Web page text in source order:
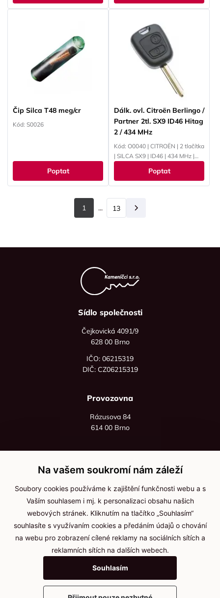
Čip Silca T48 meg/cr
Kód: S0026
Poptat
Dálk. ovl. Citroën Berlingo /
Partner 2tl. SX9 ID46 Hitag
2 / 434 MHz
Kód: O0040 | CITROËN | 2 tlačítka
| SILCA SX9 | ID46 | 434 MHz |
Poptat
1 ... 13
Sídlo společnosti
Čejkovická 4091/9
628 00 Brno
IČO: 06215319
DIČ: CZ06215319
Provozovna
Rázusova 84
614 00 Brno
+420 736 535 066
Po - pá: 8:00 - 16:00
info@jma-kam.cz
Důležité informace
Ochrana osobních údajů
Cookies
Na vašem soukromí nám záleží
Soubory cookies používáme k zajištění funkčnosti webu a s
Vaším souhlasem i mj. k personalizaci obsahu našich
webových stránek. Kliknutím na tlačítko „Souhlasím“
souhlasíte s využívaním cookies a předáním údajů o chování
na webu pro zobrazení cílené reklamy na sociálních sítích a
reklamních sítích na dalších webech.
Souhlasím